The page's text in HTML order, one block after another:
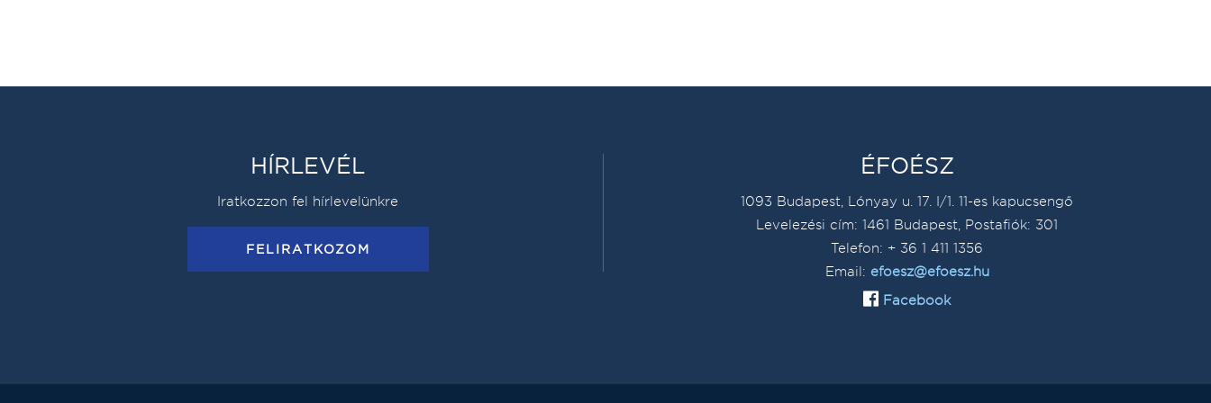
HÍRLEVÉL
Iratkozzon fel hírlevelünkre
FELIRATKOZOM
ÉFOÉSZ
1093 Budapest, Lónyay u. 17. I/1. 11-es kapucsengő
Levelezési cím: 1461 Budapest, Postafiók: 301
Telefon: + 36 1 411 1356
Email: efoesz@efoesz.hu
Facebook